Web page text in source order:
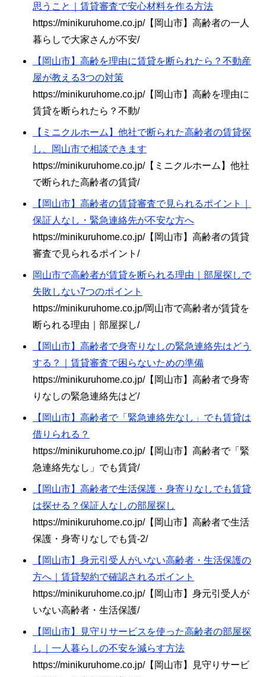
思うこと｜賃貸審査で安心材料を作る方法
https://minikuruhome.co.jp/【岡山市】高齢者の一人
暮らしで大家さんが不安/
【岡山市】高齢を理由に賃貸を断られたら？不動産
屋が教える3つの対策
https://minikuruhome.co.jp/【岡山市】高齢を理由に
賃貸を断られたら？不動/
【ミニクルホーム】他社で断られた高齢者の賃貸探
し、岡山市で相談できます
https://minikuruhome.co.jp/【ミニクルホーム】他社
で断られた高齢者の賃貸/
【岡山市】高齢者の賃貸審査で見られるポイント｜
保証人なし・緊急連絡先が不安な方へ
https://minikuruhome.co.jp/【岡山市】高齢者の賃貸
審査で見られるポイント/
岡山市で高齢者が賃貸を断られる理由｜部屋探しで
失敗しない7つのポイント
https://minikuruhome.co.jp/岡山市で高齢者が賃貸を
断られる理由｜部屋探し/
【岡山市】高齢者で身寄りなしの緊急連絡先はどう
する？｜賃貸審査で困らないための準備
https://minikuruhome.co.jp/【岡山市】高齢者で身寄
りなしの緊急連絡先はど/
【岡山市】高齢者で「緊急連絡先なし」でも賃貸は
借りられる？
https://minikuruhome.co.jp/【岡山市】高齢者で「緊
急連絡先なし」でも賃貸/
【岡山市】高齢者で生活保護・身寄りなしでも賃貸
は探せる？保証人なしの部屋探し
https://minikuruhome.co.jp/【岡山市】高齢者で生活
保護・身寄りなしでも賃-2/
【岡山市】身元引受人がいない高齢者・生活保護の
方へ｜賃貸契約で確認されるポイント
https://minikuruhome.co.jp/【岡山市】身元引受人が
いない高齢者・生活保護/
【岡山市】見守りサービスを使った高齢者の部屋探
し｜一人暮らしの不安を減らす方法
https://minikuruhome.co.jp/【岡山市】見守りサービ